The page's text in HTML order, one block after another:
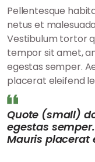
Pellentesque
netus et
Vestibulum tortor
tempor sit amet,
egestas semper.
placerat eleifend
Quote (small)
egestas
Mauris placerat